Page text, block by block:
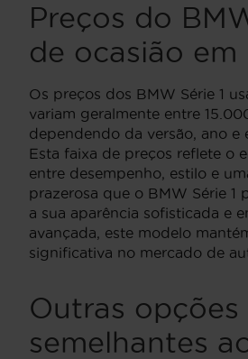
Preços do
de ocasião em
Os preços dos BMW Série 1
variam geralmente entre
dependendo da versão, ano e
Esta faixa de preços reflete o
entre desempenho, estilo e
prazerosa que o BMW Série 1
a sua aparência sofisticada e
avançada, este modelo
significativa no mercado de
Outras opções
semelhantes